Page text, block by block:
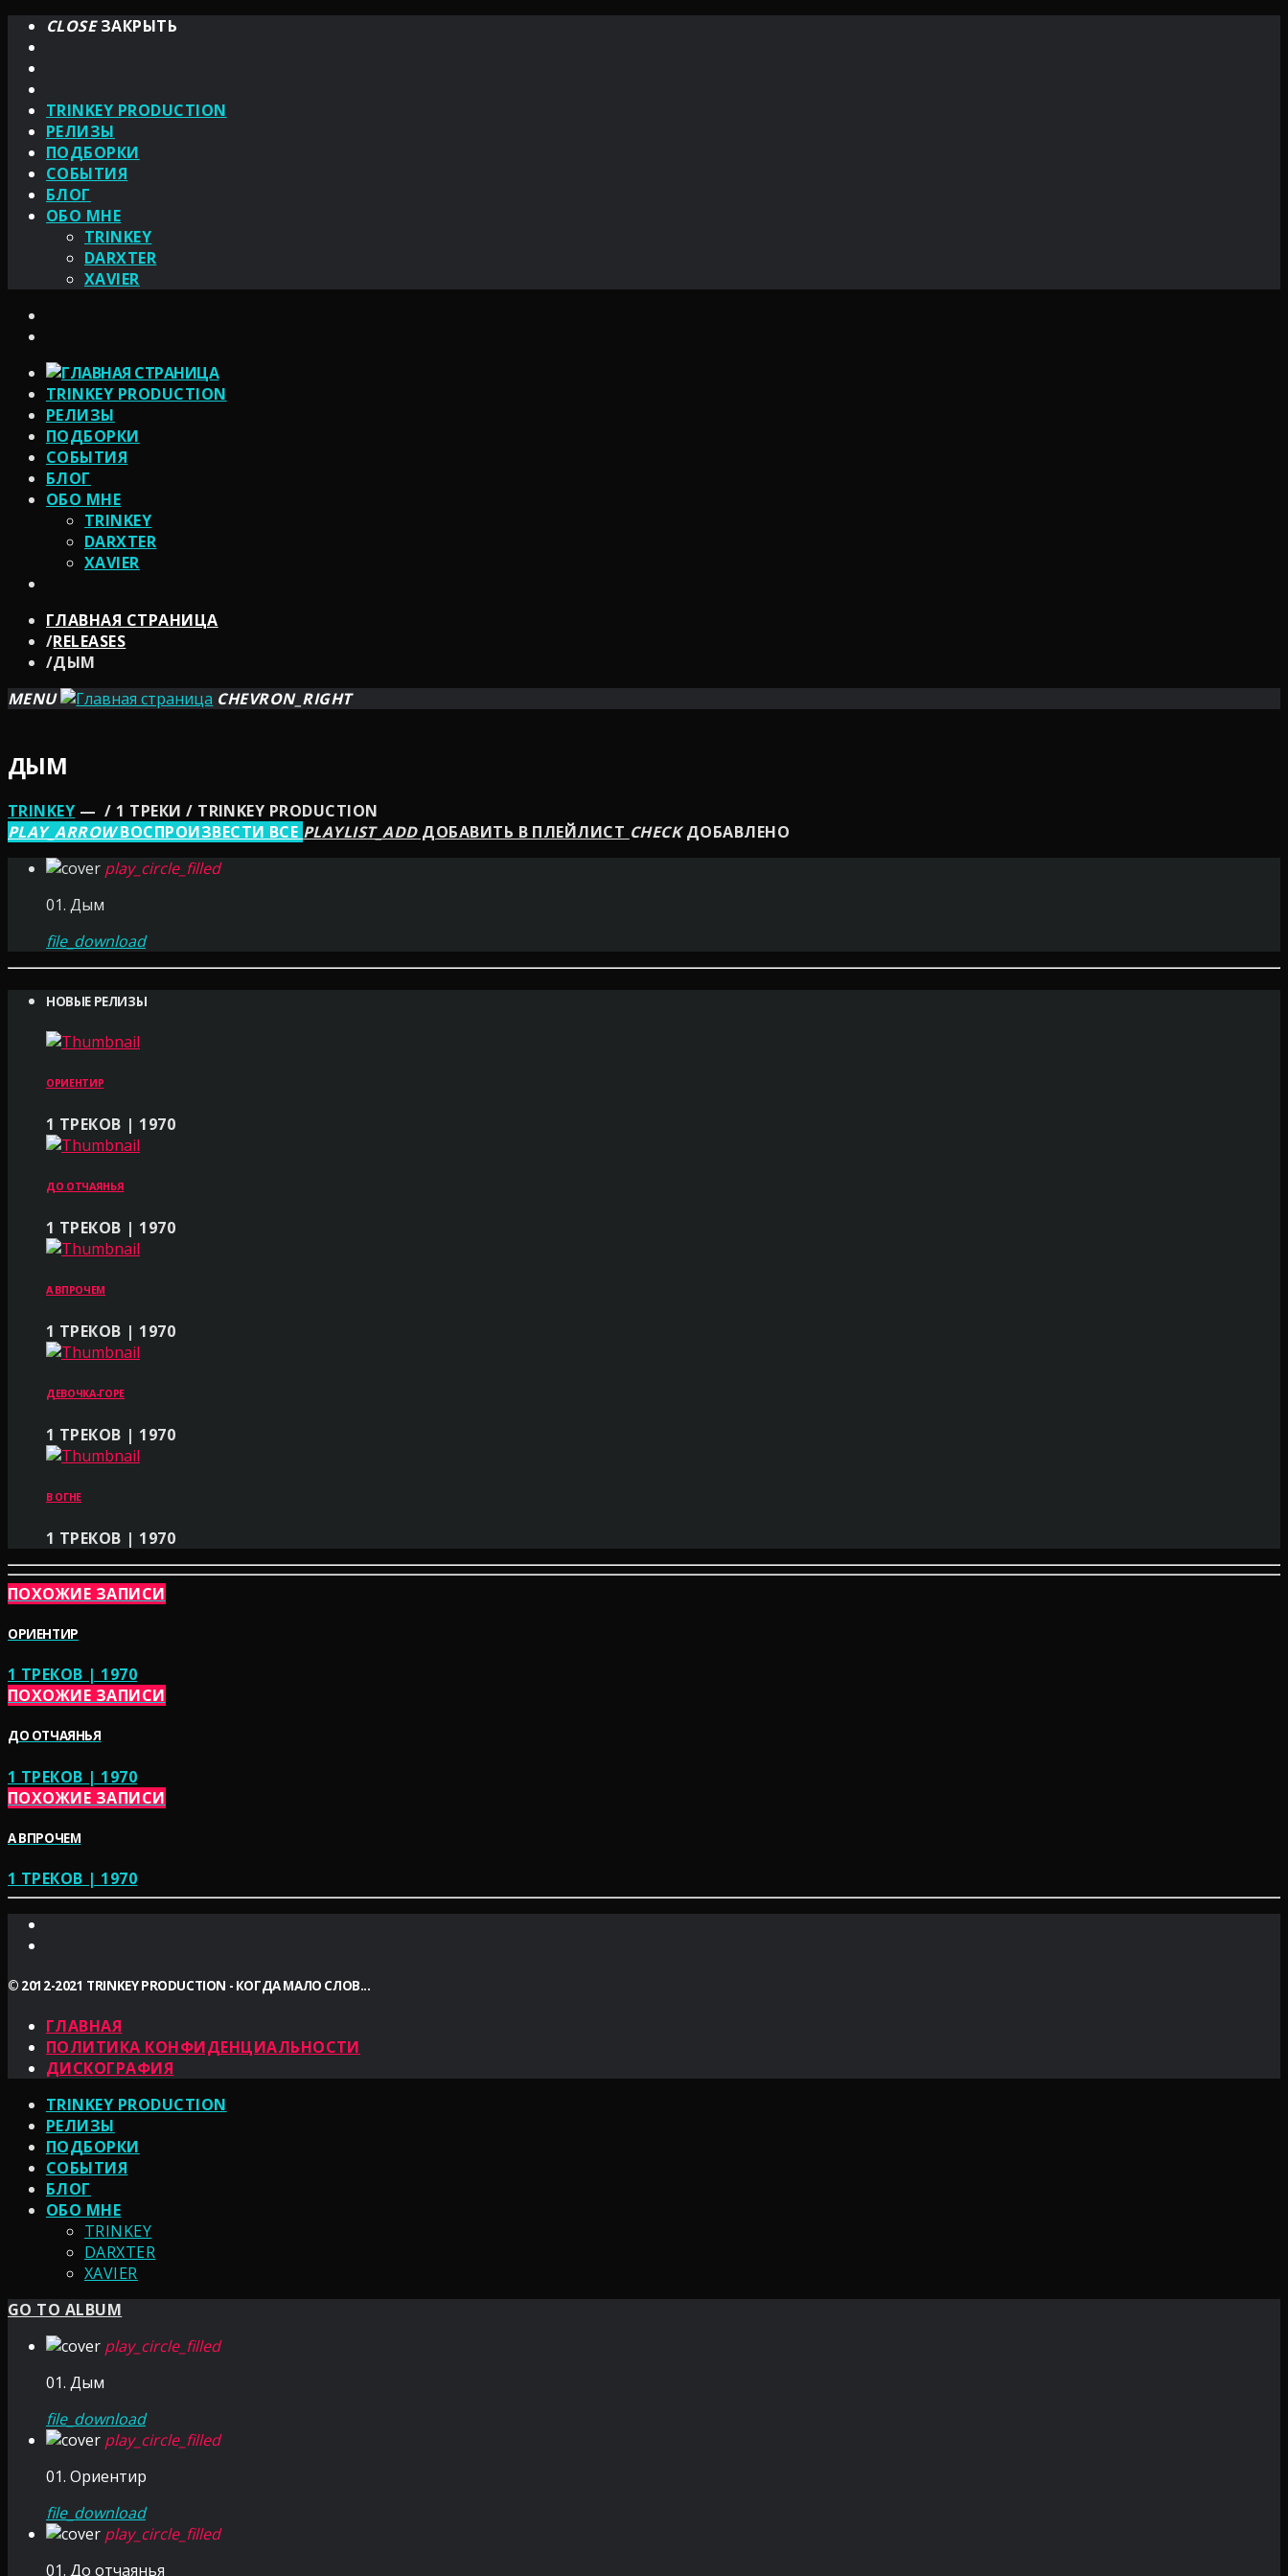
CLOSEЗАКРЫТЬ
TRINKEY PRODUCTION
РЕЛИЗЫ
ПОДБОРКИ
СОБЫТИЯ
БЛОГ
ОБО МНЕ
TRINKEY
DARXTER
XAVIER
TRINKEY PRODUCTION
РЕЛИЗЫ
ПОДБОРКИ
СОБЫТИЯ
БЛОГ
ОБО МНЕ
TRINKEY
DARXTER
XAVIER
ГЛАВНАЯ СТРАНИЦА
/RELEASES
/ДЫМ
MENU
CHEVRON_RIGHT
ДЫМ
TRINKEY — / 1 ТРЕКИ / TRINKEY PRODUCTION
PLAY_ARROWВОСПРОИЗВЕСТИ ВСЕ PLAYLIST_ADDДОБАВИТЬ В ПЛЕЙЛИСТ CHECKДОБАВЛЕНО
play_circle_filled
01. Дым
file_download
НОВЫЕ РЕЛИЗЫ
ОРИЕНТИР
1 ТРЕКОВ | 1970
ДО ОТЧАЯНЬЯ
1 ТРЕКОВ | 1970
А ВПРОЧЕМ
1 ТРЕКОВ | 1970
ДЕВОЧКА-ГОРЕ
1 ТРЕКОВ | 1970
В ОГНЕ
1 ТРЕКОВ | 1970
ПОХОЖИЕ ЗАПИСИ
ОРИЕНТИР
1 ТРЕКОВ | 1970
ПОХОЖИЕ ЗАПИСИ
ДО ОТЧАЯНЬЯ
1 ТРЕКОВ | 1970
ПОХОЖИЕ ЗАПИСИ
А ВПРОЧЕМ
1 ТРЕКОВ | 1970
© 2012-2021 TRINKEY PRODUCTION - КОГДА МАЛО СЛОВ...
ГЛАВНАЯ
ПОЛИТИКА КОНФИДЕНЦИАЛЬНОСТИ
ДИСКОГРАФИЯ
TRINKEY PRODUCTION
РЕЛИЗЫ
ПОДБОРКИ
СОБЫТИЯ
БЛОГ
ОБО МНЕ
TRINKEY
DARXTER
XAVIER
GO TO ALBUM
play_circle_filled
01. Дым
file_download
play_circle_filled
01. Ориентир
file_download
play_circle_filled
01. До отчаянья